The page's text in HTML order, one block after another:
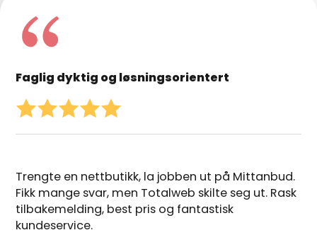
Faglig dyktig og løsningsorientert
Trengte en nettbutikk, la jobben ut på Mittanbud.
Fikk mange svar, men Totalweb skilte seg ut. Rask
tilbakemelding, best pris og fantastisk
kundeservice.